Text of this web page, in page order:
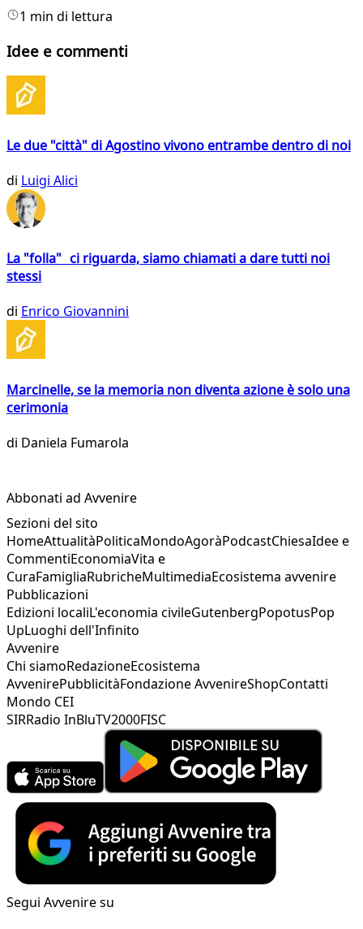
1 min di lettura
Idee e commenti
Le due "città" di Agostino vivono entrambe dentro di noi
di Luigi Alici
La "folla" ci riguarda, siamo chiamati a dare tutti noi
stessi
di Enrico Giovannini
Marcinelle, se la memoria non diventa azione è solo una
cerimonia
di Daniela Fumarola
Abbonati ad Avvenire
Sezioni del sito
HomeAttualitàPoliticaMondoAgoràPodcastChiesaIdee e
CommentiEconomiaVita e
CuraFamigliaRubricheMultimediaEcosistema avvenire
Pubblicazioni
Edizioni localiL'economia civileGutenbergPopotusPop
UpLuoghi dell'Infinito
Avvenire
Chi siamoRedazioneEcosistema
AvvenirePubblicitàFondazione AvvenireShopContatti
Mondo CEI
SIRRadio InBluTV2000FISC
Segui Avvenire su